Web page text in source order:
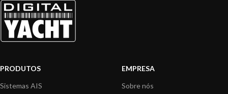
PRODUTOS
Sistemas AIS
EMPRESA
Sobre nós